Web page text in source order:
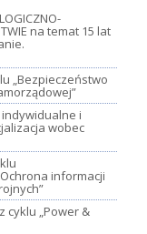
na temat 15 lat
„Bezpieczeństwo
i
wobec
informacji
cyklu „Power &